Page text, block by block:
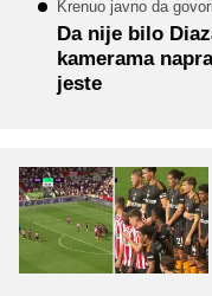
Krenuo javno da
Da nije bilo
kamerama
jeste